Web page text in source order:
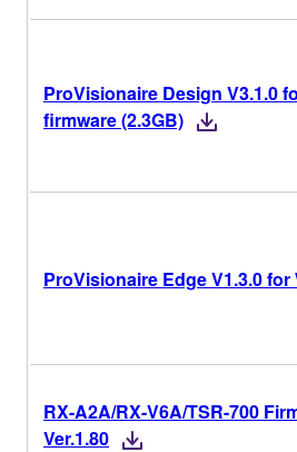
ProVisionaire Design V3.1.0
firmware (2.3GB)
ProVisionaire Edge V1.3.0 for
RX-A2A/RX-V6A/TSR-700
Ver.1.80